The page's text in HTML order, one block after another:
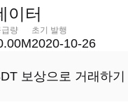
이터
급량 초기 발행
2020-10-26
보상으로 거래하기